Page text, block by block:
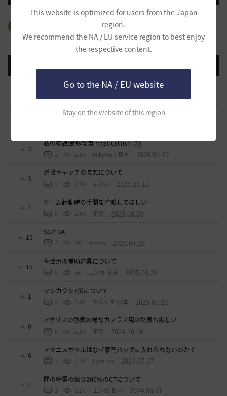
This website is optimized for users from the Japan
region.
We recommend the NA / EU service region to best enjoy
the respective content.
Go to the NA / EU website
Stay on the website of this region
#PvP
#拠点戦
#占領戦 #コンテンツ #クラス
青の戦場の現状についてのお尋ね
現状のキャッチスキルについて
3
私の物語:奇妙な魚 mystical fish
2 2.8K MikoKun-日本 2026.01.19
3
近接キャッチの改悪について
3 2.7K もかふ 2025.10.11
4
ゲーム起動時の手間を省略してほしい
0 2.4K 不明 2025.08.09
15
SGとGA
2 3K mmbo 2025.04.29
15
生活用の補助道具について
0 3K エンカ-日本 2025.03.28
1
ソンカクシ7災について
2 3.3K たんくす-日本 2025.03.20
0
アグリスの熱気の様なカプラス用の熱気も欲しい
0 2.8K 不明 2024.10.06
6
アタニスホタルはなぜ家門バッグに入れられないのか？
3 3.2K Lyzerica 2024.07.17
4
闇の精霊の怒り200％のCTについて
1 3.2K エンカ-日本 2024.06.17